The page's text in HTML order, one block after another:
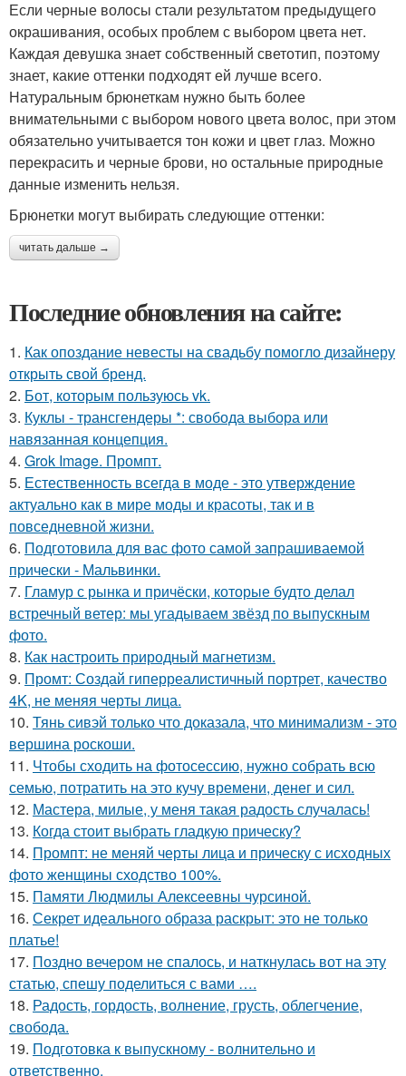
Если черные волосы стали результатом предыдущего
окрашивания, особых проблем с выбором цвета нет.
Каждая девушка знает собственный светотип, поэтому
знает, какие оттенки подходят ей лучше всего.
Натуральным брюнеткам нужно быть более
внимательными с выбором нового цвета волос, при этом
обязательно учитывается тон кожи и цвет глаз. Можно
перекрасить и черные брови, но остальные природные
данные изменить нельзя.
Брюнетки могут выбирать следующие оттенки:
читать дальше →
Последние обновления на сайте:
1. Как опоздание невесты на свадьбу помогло дизайнеру
открыть свой бренд.
2. Бот, которым пользуюсь vk.
3. Куклы - трансгендеры *: свобода выбора или
навязанная концепция.
4. Grok Image. Промпт.
5. Естественность всегда в моде - это утверждение
актуально как в мире моды и красоты, так и в
повседневной жизни.
6. Подготовила для вас фото самой запрашиваемой
прически - Мальвинки.
7. Гламур с рынка и причёски, которые будто делал
встречный ветер: мы угадываем звёзд по выпускным
фото.
8. Как настроить природный магнетизм.
9. Промт: Создай гиперреалистичный портрет, качество
4K, не меняя черты лица.
10. Тянь сивэй только что доказала, что минимализм - это
вершина роскоши.
11. Чтобы сходить на фотосессию, нужно собрать всю
семью, потратить на это кучу времени, денег и сил.
12. Мастера, милые, у меня такая радость случалась!
13. Когда стоит выбрать гладкую прическу?
14. Промпт: не меняй черты лица и прическу с исходных
фото женщины сходство 100%.
15. Памяти Людмилы Алексеевны чурсиной.
16. Секрет идеального образа раскрыт: это не только
платье!
17. Поздно вечером не спалось, и наткнулась вот на эту
статью, спешу поделиться с вами ….
18. Радость, гордость, волнение, грусть, облегчение,
свобода.
19. Подготовка к выпускному - волнительно и
ответственно.